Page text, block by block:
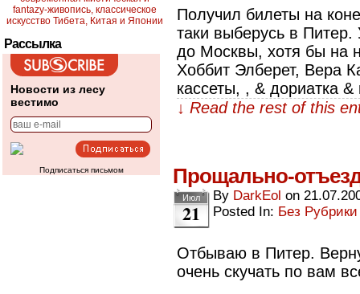
Рассылка
Новости из лесу
вестимо
Подписаться письмом
Получил билеты на
таки выберусь в
до Москвы, хотя бы на
Хоббит Элберет, Вера
кассеты, , & дориатка
↓ Read the rest of this
Прощально-
Июл
21
By DarkEol on
Posted In: Без Рубрики
Отбываю в Питер.
очень скучать по вам